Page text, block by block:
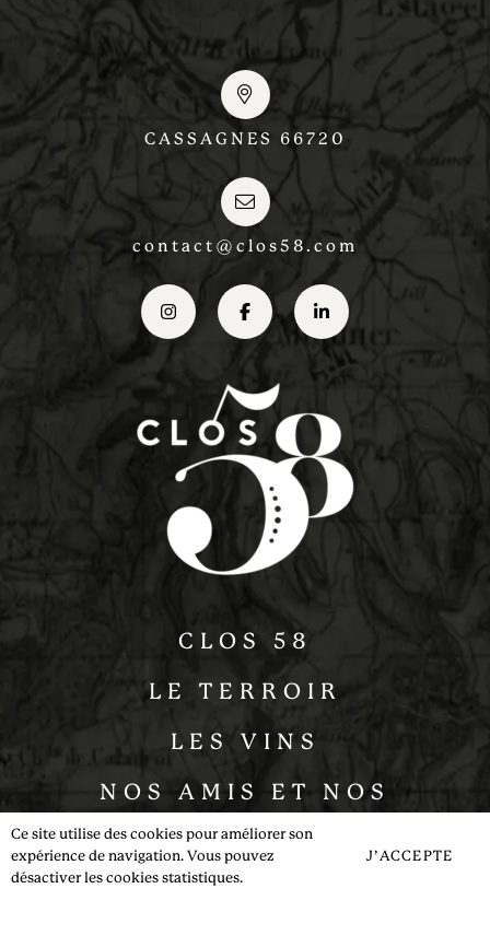
CASSAGNES 66720
contact@clos58.com
CLOS 58
LE TERROIR
LES VINS
NOS AMIS ET NOS
PARTENAIRES
ACTUALITÉS
Ce site utilise des cookies pour améliorer son
expérience de navigation. Vous pouvez
désactiver les cookies statistiques.
J’ACCEPTE